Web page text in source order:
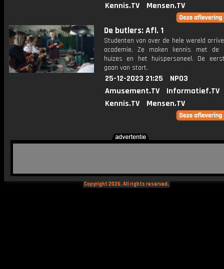
Kennis.TV
Mensen.TV
De butlers: Afl. 1
Studenten van over de hele wereld
academie. Ze maken kennis met de
huizes en het huispersoneel. De
gaan van start.
25-12-2023 21:25
NPO3
Amusement.TV
Informatief.TV
Kennis.TV
Mensen.TV
Copyright 2026. All rights reserved.